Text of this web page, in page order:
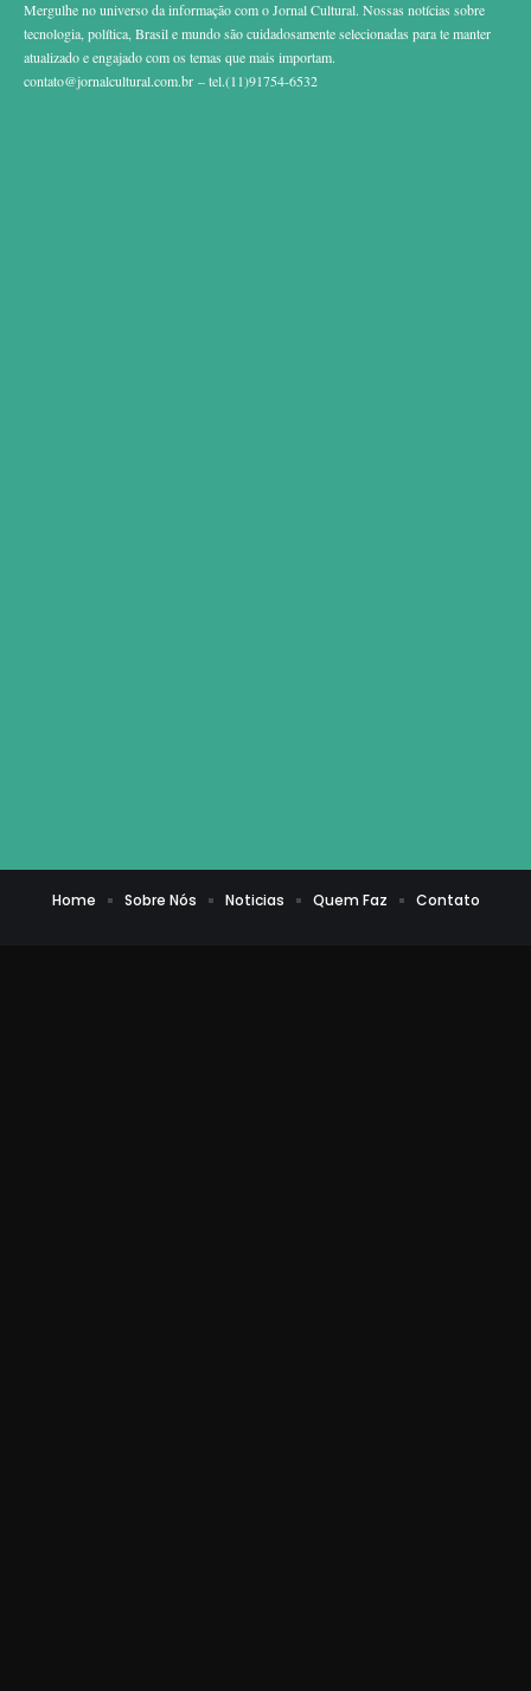
Mergulhe no universo da informação com o Jornal Cultural. Nossas notícias sobre
tecnologia, política, Brasil e mundo são cuidadosamente selecionadas para te manter
atualizado e engajado com os temas que mais importam.
contato@jornalcultural.com.br – tel.(11)91754-6532
Home Sobre Nós Noticias Quem Faz Contato